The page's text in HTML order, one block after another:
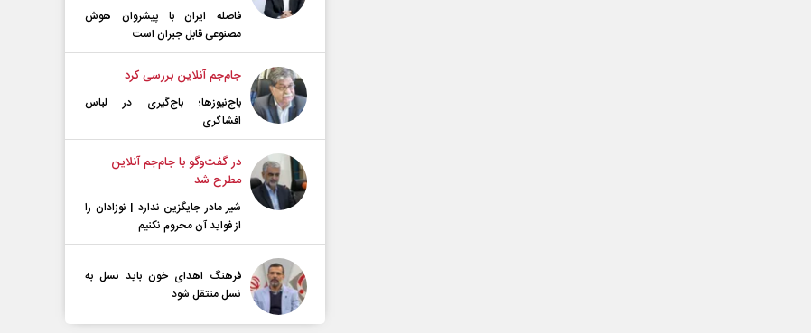
فاصله ایران با پیشرو‌ان هوش
مصنوعی قابل جبران است
جام‌جم آنلاین بررسی کرد
باج‌نیوزها؛ باج‌گیری در لباس
افشاگری
در گفت‌و‌گو با جام‌جم آنلاین
مطرح شد
شیر مادر جایگزین ندارد | نوزادان را
از فواید آن محروم نکنیم
فرهنگ اهدای خون باید نسل به
نسل منتقل شود